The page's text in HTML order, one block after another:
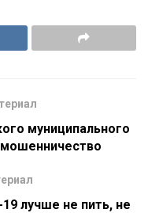
муниципального
лучше не пить, не